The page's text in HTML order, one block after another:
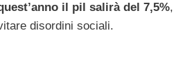
il pil salirà del 7,5%,
disordini sociali.